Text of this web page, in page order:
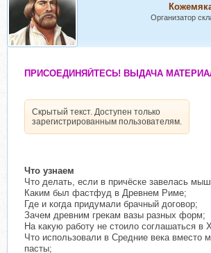
Организатор
ПРИСОЕДИНЯЙТЕСЬ! ВЫДАЧА
Скрытый текст. Доступен только
зарегистрированным пользователям.
Что узнаем
Что делать, если в причёске завелась
Каким был фастфуд в Древнем Риме;
Где и когда придумали брачный договор;
Зачем древним грекам вазы разных форм;
На какую работу не стоило соглашаться в
Что использовали в Средние века вместо
пасты;